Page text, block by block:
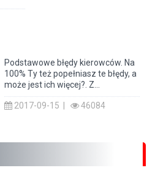
Podstawowe błędy kierowców. Na
100% Ty też popełniasz te błędy, a
może jest ich więcej?. Z...
2017-09-15 | 46084